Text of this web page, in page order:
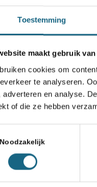
Toestemming
maakt gebruik
cookies om
te analyseren.
adverteren en analyse.
of die ze hebben
Noodzakelijk
viert jubileum én
Vereniging viert